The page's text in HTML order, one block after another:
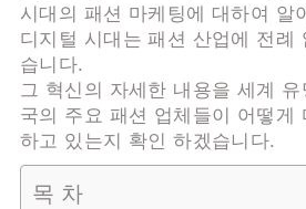
시대의 패션 마케팅에 대하여 알
디지털 시대는 패션 산업에 전례
습니다.
그 혁신의 자세한 내용을 세계
국의 주요 패션 업체들이 어떻게
하고 있는지 확인 하겠습니다.
목 차